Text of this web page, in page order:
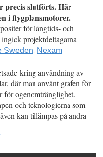
precis slutförts. Här
i flygplansmotorer.
för långtids- och
projektdeltagarna
Sweden, Nexam
kring användning av
där man använt grafen för
för ogenomtränglighet.
och teknologierna som
kan tillämpas på andra